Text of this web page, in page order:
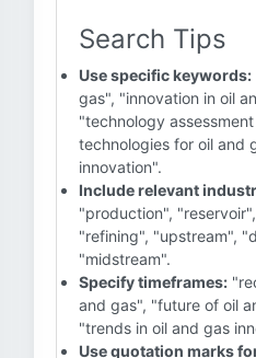
Search Tips
Use specific keywords:
gas", "innovation in oil
"technology
technologies for oil and
innovation".
Include relevant
"production",
"refining", "upstream",
"midstream".
Specify timeframes:
and gas", "future of oil
"trends in oil and gas
Use quotation marks